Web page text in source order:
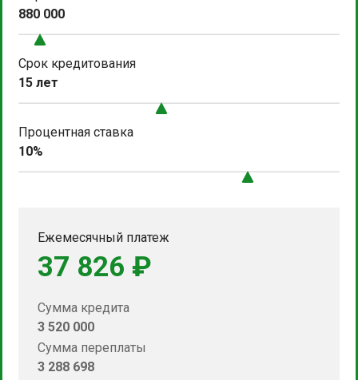
880 000
Срок кредитования
15 лет
Процентная ставка
10%
Ежемесячный платеж
37 826 ₽
Сумма кредита
3 520 000
Сумма переплаты
3 288 698